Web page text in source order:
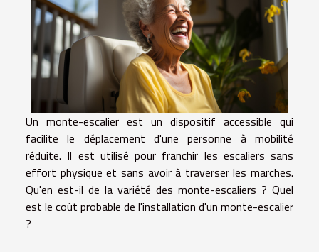
Un monte-escalier est un dispositif accessible qui
facilite le déplacement d'une personne à mobilité
réduite. Il est utilisé pour franchir les escaliers sans
effort physique et sans avoir à traverser les marches.
Qu'en est-il de la variété des monte-escaliers ? Quel
est le coût probable de l'installation d'un monte-escalier
?